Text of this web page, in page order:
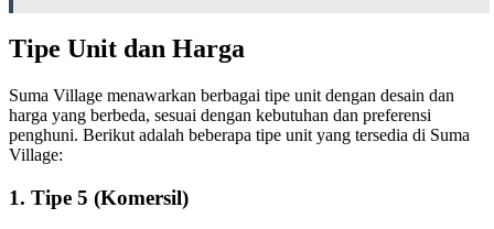
Tipe Unit dan Harga
Suma Village menawarkan berbagai tipe unit dengan desain dan
harga yang berbeda, sesuai dengan kebutuhan dan preferensi
penghuni. Berikut adalah beberapa tipe unit yang tersedia di Suma
Village:
1. Tipe 5 (Komersil)